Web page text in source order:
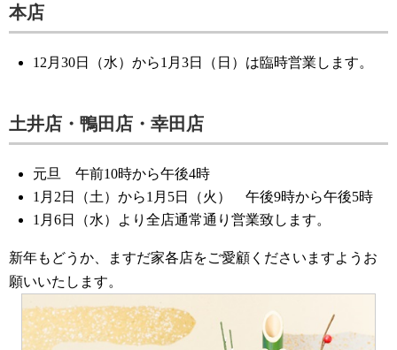
本店
12月30日（水）から1月3日（日）は臨時営業します。
土井店・鴨田店・幸田店
元旦 午前10時から午後4時
1月2日（土）から1月5日（火） 午後9時から午後5時
1月6日（水）より全店通常通り営業致します。
新年もどうか、ますだ家各店をご愛顧くださいますようお
願いいたします。